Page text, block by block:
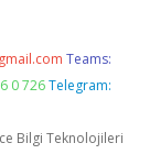
Teams:
0 726 Telegram:
Bilgi Teknolojileri